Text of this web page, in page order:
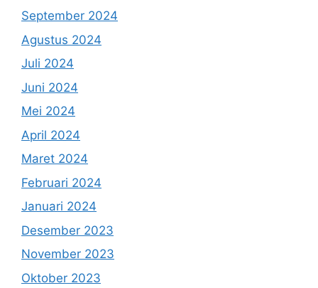
September 2024
Agustus 2024
Juli 2024
Juni 2024
Mei 2024
April 2024
Maret 2024
Februari 2024
Januari 2024
Desember 2023
November 2023
Oktober 2023